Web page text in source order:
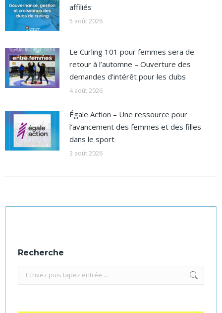
affiliés
5 août 2026
Le Curling 101 pour femmes sera de
retour à l’automne – Ouverture des
demandes d’intérêt pour les clubs
4 août 2026
Égale Action – Une ressource pour
l’avancement des femmes et des filles
dans le sport
3 août 2026
Recherche
Recherche
: